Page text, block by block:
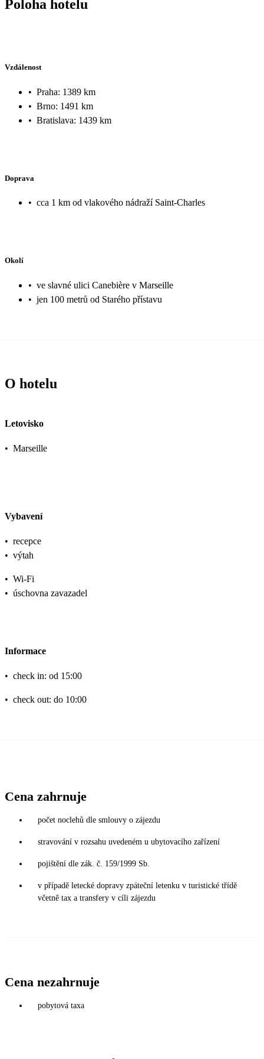
Poloha hotelu
Vzdálenost
• Praha: 1389 km
• Brno: 1491 km
• Bratislava: 1439 km
Doprava
• cca 1 km od vlakového nádraží Saint-Charles
Okolí
• ve slavné ulici Canebière v Marseille
• jen 100 metrů od Starého přístavu
O hotelu
Letovisko
• Marseille
Vybavení
• recepce
• výtah
• Wi-Fi
• úschovna zavazadel
Informace
• check in: od 15:00
• check out: do 10:00
Cena zahrnuje
počet noclehů dle smlouvy o zájezdu
stravování v rozsahu uvedeném u ubytovacího zařízení
pojištění dle zák. č. 159/1999 Sb.
v případě letecké dopravy zpáteční letenku v turistické třídě
včetně tax a transfery v cíli zájezdu
Cena nezahrnuje
pobytová taxa